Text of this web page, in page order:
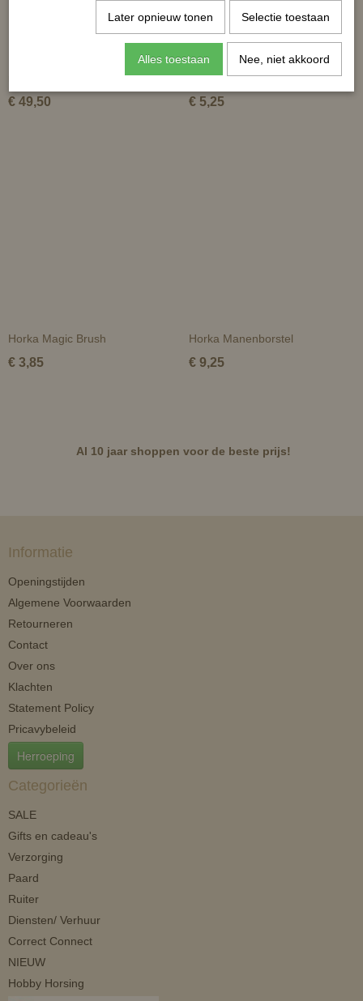
MicroBlue - hét middel tegen
€ 49,50
Horze Sponsborstel
€ 5,25
Horka Magic Brush
€ 3,85
Horka Manenborstel
€ 9,25
Al 10 jaar shoppen voor de beste prijs!
Informatie
Openingstijden
Algemene Voorwaarden
Retourneren
Contact
Over ons
Klachten
Statement Policy
Pricavybeleid
Herroeping
Categorieën
SALE
Gifts en cadeau's
Verzorging
Paard
Ruiter
Diensten/ Verhuur
Correct Connect
NIEUW
Hobby Horsing
Later opnieuw tonen Selectie toestaan
Alles toestaan Nee, niet akkoord